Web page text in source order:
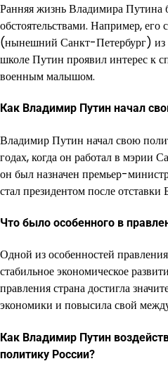
Ранняя жизнь Владимира Путина
обстоятельствами. Например, его
(нынешний Санкт-Петербург) из
школе Путин проявил интерес к
военным малышом.
Как Владимир Путин начал
Владимир Путин начал свою
годах, когда он работал в мэрии
он был назначен премьер-
стал президентом после отставки
Что было особенного в
Одной из особенностей
стабильное экономическое
правления страна достигла
экономики и повысила свой
Как Владимир Путин
политику России?